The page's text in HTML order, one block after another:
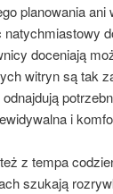
planowania
doceniają
witryn są tak
i
z tempa
szukają